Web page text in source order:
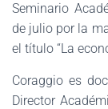
Seminario
de julio por la
el título “La
Coraggio es
Director